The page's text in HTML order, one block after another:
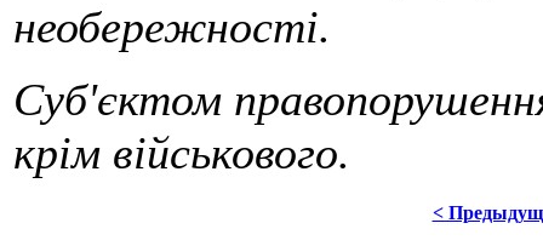
необережності.
Суб'єктом
крім військового.
<